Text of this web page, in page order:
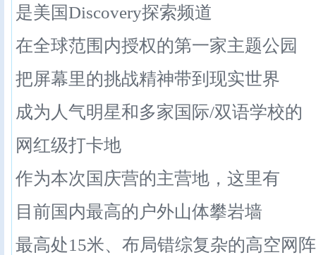
是美国Discovery探索频道
在全球范围内授权的第一家主题公园
把屏幕里的挑战精神带到现实世界
成为人气明星和多家国际/双语学校的
网红级打卡地
作为本次国庆营的主营地，这里有
目前国内最高的户外山体攀岩墙
最高处15米、布局错综复杂的高空网阵